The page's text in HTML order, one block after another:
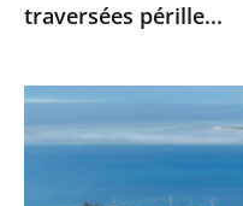
britannique
la
prévention
des
traversées pérille...
Nouvelle-
Calédonie